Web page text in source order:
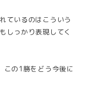
ているのはこういう
しっかり表現してく
この1勝をどう今後に